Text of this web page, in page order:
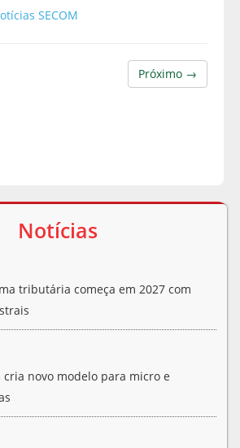
SECOM
Próximo →
Notícias
tributária começa em 2027 com
novo modelo para micro e